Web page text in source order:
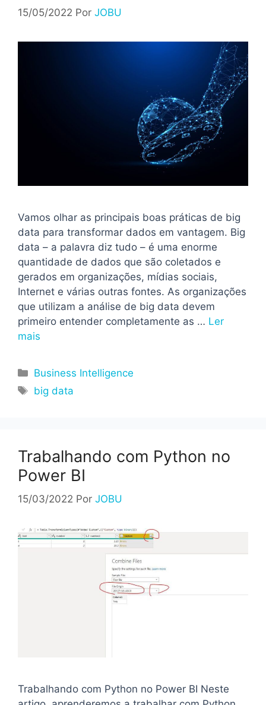
15/05/2022 Por JOBU
Vamos olhar as principais boas práticas de big
data para transformar dados em vantagem. Big
data – a palavra diz tudo – é uma enorme
quantidade de dados que são coletados e
gerados em organizações, mídias sociais,
Internet e várias outras fontes. As organizações
que utilizam a análise de big data devem
primeiro entender completamente as … Ler
mais
Categorias
Business Intelligence
Tags
big data
Trabalhando com Python no
Power BI
15/03/2022 Por JOBU
Trabalhando com Python no Power BI Neste